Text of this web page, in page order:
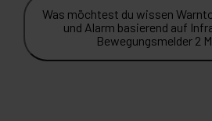
Was möchtest du wissen
und Alarm basierend auf
Bewegungsmelder 2